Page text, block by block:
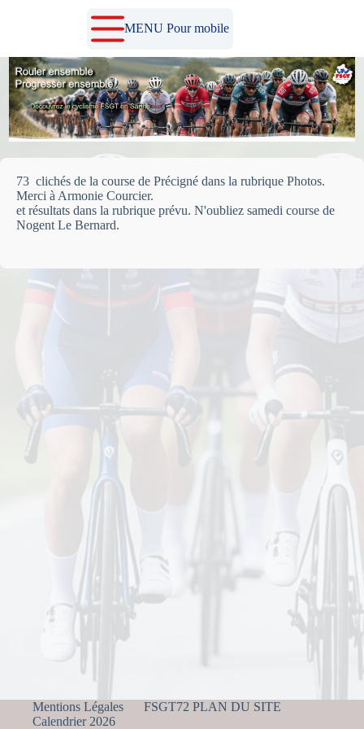
MENU Pour mobile
73 clichés de la course de Précigné dans la rubrique Photos.
Merci à Armonie Courcier.
et résultats dans la rubrique prévu. N'oubliez samedi course de
Nogent Le Bernard.
Mentions Légales
FSGT72 PLAN DU SITE
Calendrier 2026